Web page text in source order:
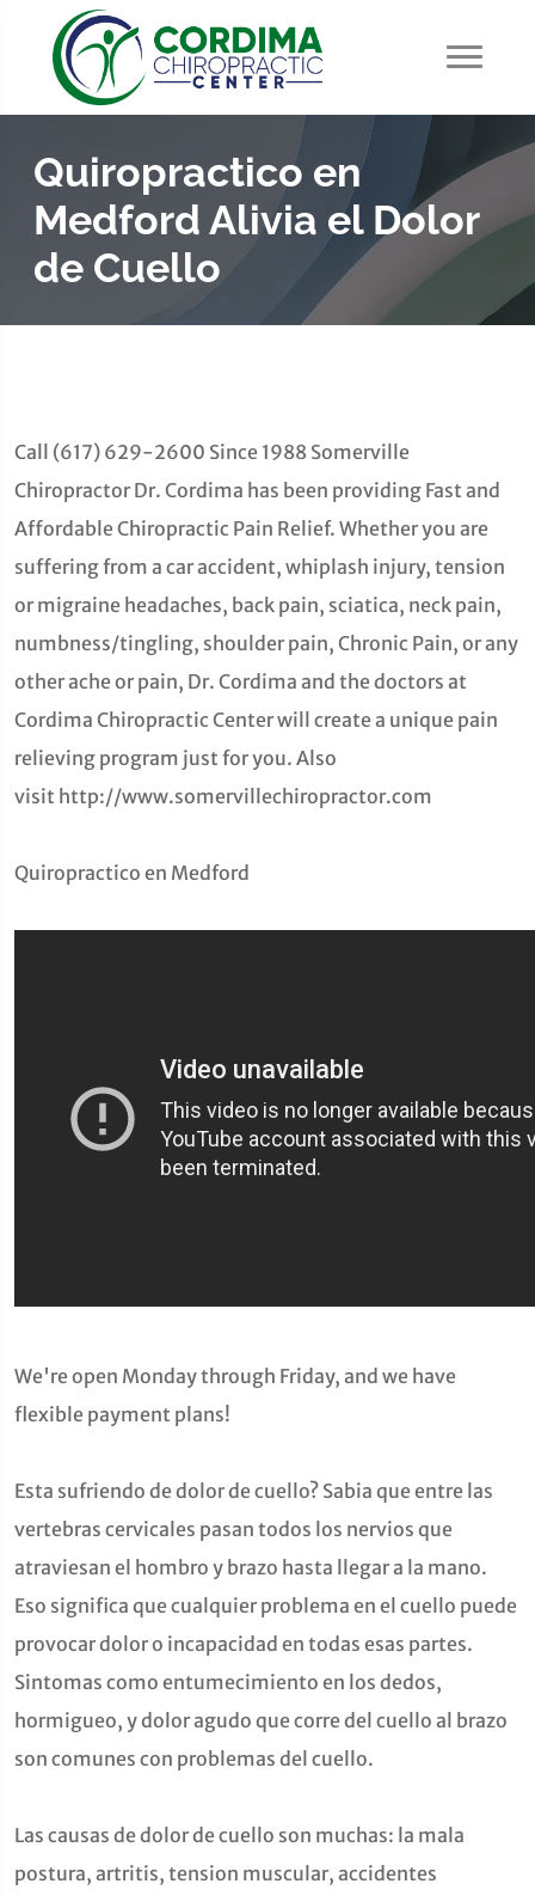
Quiropractico en
Medford Alivia el Dolor
de Cuello
Call (617) 629-2600 Since 1988 Somerville
Chiropractor Dr. Cordima has been providing Fast and
Affordable Chiropractic Pain Relief. Whether you are
suffering from a car accident, whiplash injury, tension
or migraine headaches, back pain, sciatica, neck pain,
numbness/tingling, shoulder pain, Chronic Pain, or any
other ache or pain, Dr. Cordima and the doctors at
Cordima Chiropractic Center will create a unique pain
relieving program just for you. Also
visit http://www.somervillechiropractor.com
Quiropractico en Medford
We're open Monday through Friday, and we have
flexible payment plans!
Esta sufriendo de dolor de cuello? Sabia que entre las
vertebras cervicales pasan todos los nervios que
atraviesan el hombro y brazo hasta llegar a la mano.
Eso significa que cualquier problema en el cuello puede
provocar dolor o incapacidad en todas esas partes.
Sintomas como entumecimiento en los dedos,
hormigueo, y dolor agudo que corre del cuello al brazo
son comunes con problemas del cuello.
Las causas de dolor de cuello son muchas: la mala
postura, artritis, tension muscular, accidentes